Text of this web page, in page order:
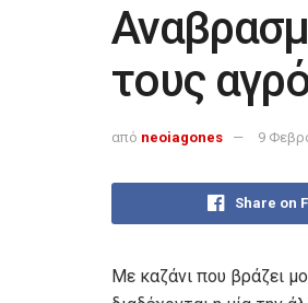
τους
από neoiagones 9
Share on
Με καζάνι που βράζει